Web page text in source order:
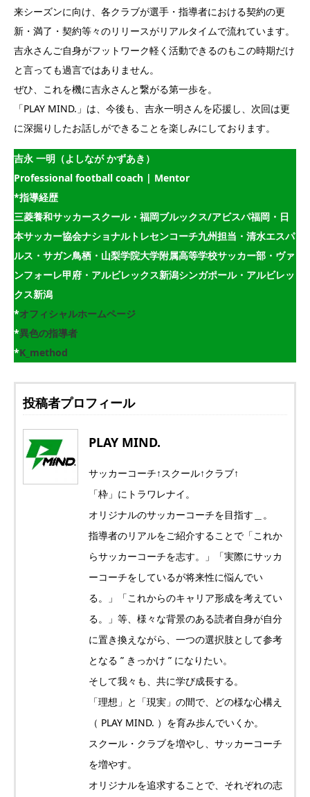
来シーズンに向け、各クラブが選手・指導者における契約の更
新・満了・契約等々のリリースがリアルタイムで流れています。
吉永さんご自身がフットワーク軽く活動できるのもこの時期だけ
と言っても過言ではありません。
ぜひ、これを機に吉永さんと繋がる第一歩を。
「PLAY MIND.」は、今後も、吉永一明さんを応援し、次回は更
に深掘りしたお話しができることを楽しみにしております。
吉永 一明（よしなが かずあき）
Professional football coach | Mentor
*指導経歴
三菱養和サッカースクール・福岡ブルックス/アビスパ福岡・日
本サッカー協会ナショナルトレセンコーチ九州担当・清水エスパ
ルス・サガン鳥栖・山梨学院大学附属高等学校サッカー部・ヴァ
ンフォーレ甲府・アルビレックス新潟シンガポール・アルビレッ
クス新潟
*オフィシャルホームページ
*異色の指導者
*K_method
投稿者プロフィール
PLAY MIND.
サッカーコーチ↑スクール↑クラブ↑
「枠」にトラワレナイ。
オリジナルのサッカーコーチを目指す＿。
指導者のリアルをご紹介することで「これか
らサッカーコーチを志す。」「実際にサッカ
ーコーチをしているが将来性に悩んでい
る。」「これからのキャリア形成を考えてい
る。」等、様々な背景のある読者自身が自分
に置き換えながら、一つの選択肢として参考
となる ” きっかけ ” になりたい。
そして我々も、共に学び成長する。
「理想」と「現実」の間で、どの様な心構え
（ PLAY MIND. ）を育み歩んでいくか。
スクール・クラブを増やし、サッカーコーチ
を増やす。
オリジナルを追求することで、それぞれの志